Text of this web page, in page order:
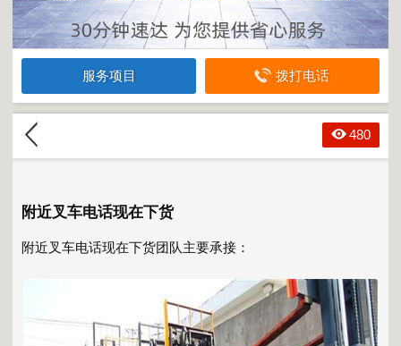
服务项目 拨打电话
480
附近叉车电话现在下货
附近叉车电话现在下货团队主要承接：